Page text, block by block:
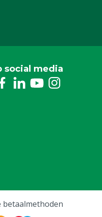
social media
betaalmethoden